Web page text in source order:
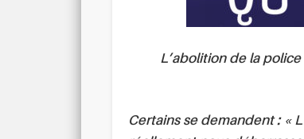
L’abolition de la
Certains se demandent : «